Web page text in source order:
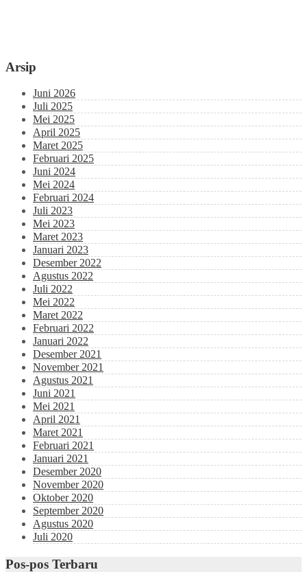
Arsip
Juni 2026
Juli 2025
Mei 2025
April 2025
Maret 2025
Februari 2025
Juni 2024
Mei 2024
Februari 2024
Juli 2023
Mei 2023
Maret 2023
Januari 2023
Desember 2022
Agustus 2022
Juli 2022
Mei 2022
Maret 2022
Februari 2022
Januari 2022
Desember 2021
November 2021
Agustus 2021
Juni 2021
Mei 2021
April 2021
Maret 2021
Februari 2021
Januari 2021
Desember 2020
November 2020
Oktober 2020
September 2020
Agustus 2020
Juli 2020
Pos-pos Terbaru